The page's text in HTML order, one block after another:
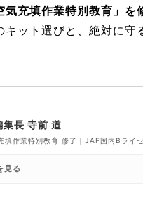
気充填作業特別教育」を
ット選びと、絶対に守
集長 寺前 道
填作業特別教育 修了｜JAF国内Bライ
見る